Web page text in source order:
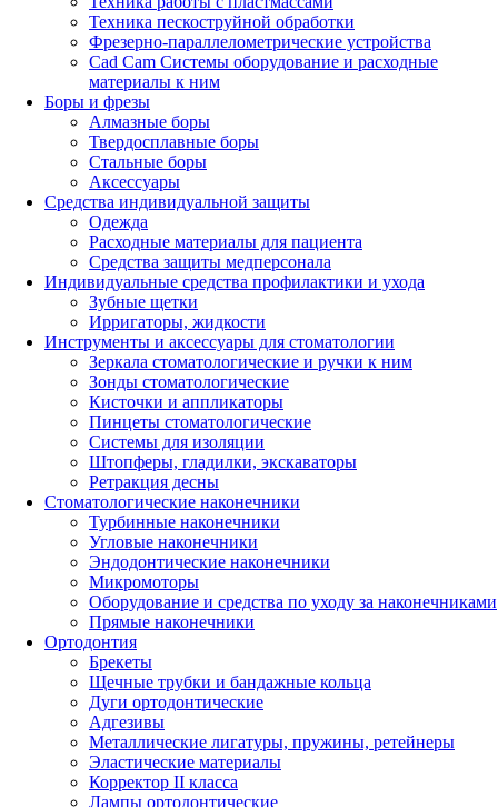
Техника пескоструйной обработки
Фрезерно-параллелометрические устройства
Cad Cam Системы оборудование и расходные
материалы к ним
Боры и фрезы
Алмазные боры
Твердосплавные боры
Стальные боры
Аксессуары
Средства индивидуальной защиты
Одежда
Расходные материалы для пациента
Средства защиты медперсонала
Индивидуальные средства профилактики и ухода
Зубные щетки
Ирригаторы, жидкости
Инструменты и аксессуары для стоматологии
Зеркала стоматологические и ручки к ним
Зонды стоматологические
Кисточки и аппликаторы
Пинцеты стоматологические
Системы для изоляции
Штопферы, гладилки, экскаваторы
Ретракция десны
Стоматологические наконечники
Турбинные наконечники
Угловые наконечники
Эндодонтические наконечники
Микромоторы
Оборудование и средства по уходу за наконечниками
Прямые наконечники
Ортодонтия
Брекеты
Щечные трубки и бандажные кольца
Дуги ортодонтические
Адгезивы
Металлические лигатуры, пружины, ретейнеры
Эластические материалы
Корректор II класса
Лампы ортодонтические